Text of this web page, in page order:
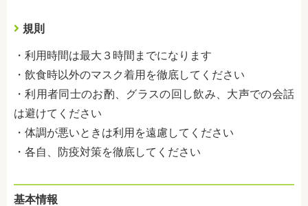
規則
・利用時間は最大３時間までになります
・飲食時以外のマスク着用を徹底してください
・利用者同士のお酌、グラスの回し飲み、大声での会話
は避けてください
・体調が悪いときは利用を遠慮してください
・各自、防疫対策を徹底してください
基本情報